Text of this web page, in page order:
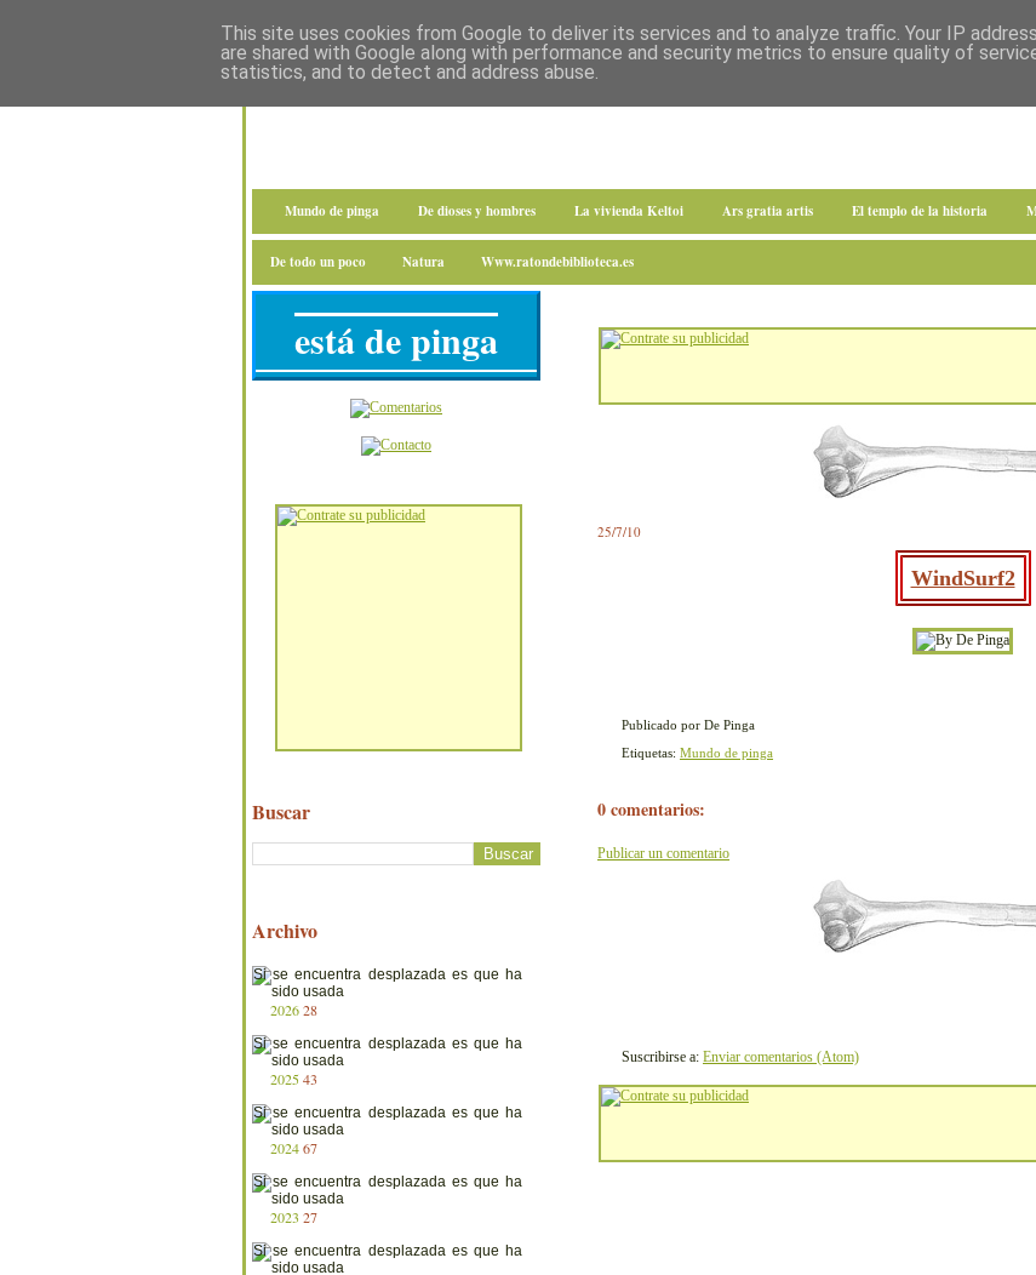
Mundo de pinga De dioses y hombres La vivienda Keltoi Ars gratia artis El templo de la historia
De todo un poco Natura Www.ratondebiblioteca.es
25/7/10
WindSurf2
Publicado por De Pinga
Etiquetas: Mundo de pinga
0 comentarios:
Publicar un comentario
Suscribirse a: Enviar comentarios (Atom)
está de pinga
Buscar
Archivo
202628
202543
202467
2023 27
This site uses cookies from Google to deliver its services and to analyze traffic. Your IP
are shared with Google along with performance and security metrics to ensure quality of
statistics, and to detect and address abuse.